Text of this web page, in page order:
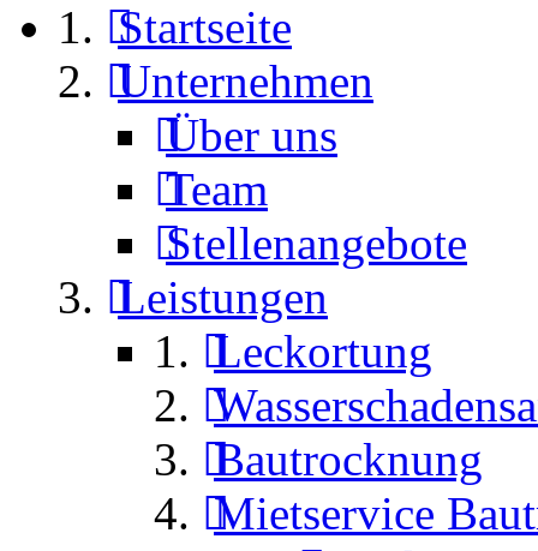
Startseite
Unternehmen
Über uns
Team
Stellenangebote
Leistungen
Leckortung
Bautrocknung
Mietservice